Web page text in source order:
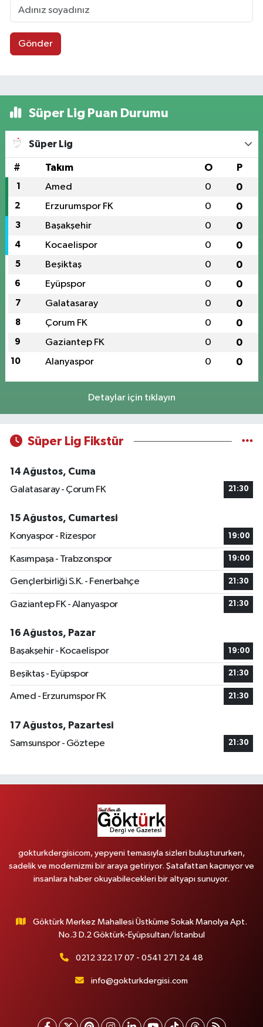
Gönder
Süper Lig Puan Durumu
Süper Lig
# Takım O P
1 Amed 0 0
2 Erzurumspor FK 0 0
3 Başakşehir 0 0
4 Kocaelispor 0 0
5 Beşiktaş 0 0
6 Eyüpspor 0 0
7 Galatasaray 0 0
8 Çorum FK 0 0
9 Gaziantep FK 0 0
10 Alanyaspor 0 0
Detaylar için tıklayın
Süper Lig Fikstür
14 Ağustos, Cuma
Galatasaray - Çorum FK
21:30
15 Ağustos, Cumartesi
Konyaspor - Rizespor
19:00
Kasımpaşa - Trabzonspor 19:00
Gençlerbirliği S.K. - Fenerbahçe 21:30
Gaziantep FK - Alanyaspor 21:30
16 Ağustos, Pazar
Başakşehir - Kocaelispor
19:00
Beşiktaş - Eyüpspor 21:30
Amed - Erzurumspor FK 21:30
17 Ağustos, Pazartesi
Samsunspor - Göztepe
21:30
gokturkdergisicom, yepyeni temasıyla sizleri buluştururken,
sadelik ve modernizmi bir araya getiriyor. Şatafattan kaçınıyor ve
insanlara haber okuyabilecekleri bir altyapı sunuyor.
Göktürk Merkez Mahallesi Üstküme Sokak Manolya Apt.
No.3 D.2 Göktürk-Eyüpsultan/İstanbul
0212 322 17 07 - 0541 271 24 48
info@gokturkdergisi.com